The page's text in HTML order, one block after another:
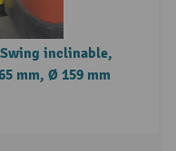
inclinable,
mm, Ø 159 mm